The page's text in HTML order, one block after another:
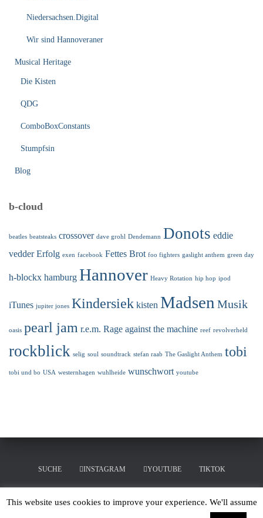
Niedersachsen.Digital
Wir sind Hannoveraner
Musical Heritage
Die Kisten
QDG
ComboBoxConstants
Stumpfsin
Blog
b-cloud
beatles beatsteaks crossover dave grohl Dendemann Donots eddie
vedder Erfolg exen facebook Fettes Brot foo fighters gaslight anthem green day
h-blockx hamburg Hannover Heavy Rotation hip hop ipod
iTunes jupiter jones Kindersiek kisten Madsen Musik
oasis pearl jam r.e.m. Rage against the machine reef revolverheld
rockblick selig soul soundtrack stefan raab The Gaslight Anthem tobi
tobi und bo USA westernhagen wuhlheide wunschwort youtube
SUCHE INSTAGRAM YOUTUBE TIKTOK
LINKEDIN MERCHANDISING
This website uses cookies to improve your experience. We'll assume